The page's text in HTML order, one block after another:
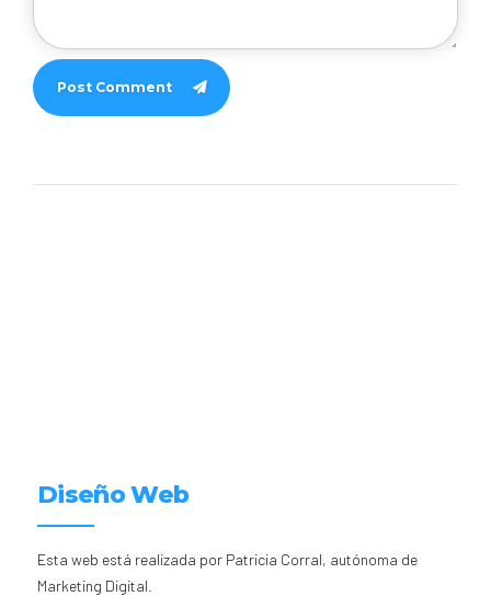
Post Comment
Diseño Web
Esta web está realizada por Patricia Corral, autónoma de
Marketing Digital.